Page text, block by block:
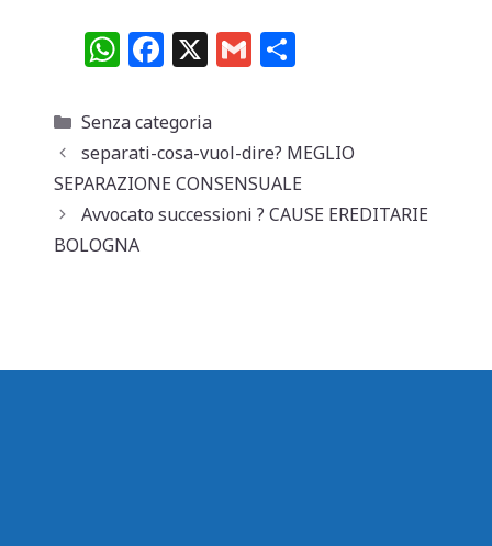
W
at
s
A
p
p
F
c
e
b
o
X G
l di
vi
di
Categorie
Senza categoria
separati-cosa-vuol-dire? MEGLIO
SEPARAZIONE CONSENSUALE
Avvocato successioni ? CAUSE EREDITARIE
BOLOGNA